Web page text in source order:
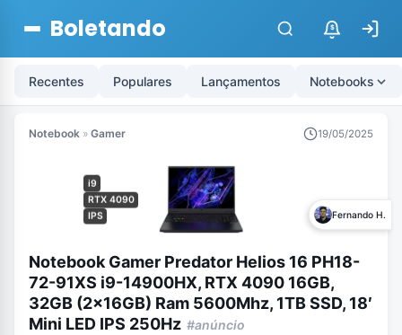
Boletando $
Recentes Populares Lançamentos Notebooks
Notebook » Gamer 19/05/2025
i9
RTX 4090
IPS
Fernando H.
Notebook Gamer Predator Helios 16 PH18-
72-91XS i9-14900HX, RTX 4090 16GB,
32GB (2x16GB) Ram 5600Mhz, 1TB SSD, 18′
Mini LED IPS 250Hz #anúncio